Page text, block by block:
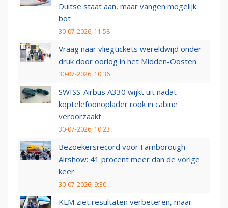
Duitse staat aan, maar vangen mogelijk
bot
30-07-2026, 11:58
Vraag naar vliegtickets wereldwijd onder
druk door oorlog in het Midden-Oosten
30-07-2026, 10:36
SWISS-Airbus A330 wijkt uit nadat
koptelefoonoplader rook in cabine
veroorzaakt
30-07-2026, 10:23
Bezoekersrecord voor Farnborough
Airshow: 41 procent meer dan de vorige
keer
30-07-2026, 9:30
KLM ziet resultaten verbeteren, maar